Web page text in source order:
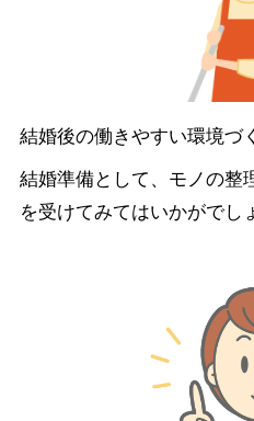
結婚後の働きやすい環境づ
結婚準備として、モノの整
を受けてみてはいかがでし